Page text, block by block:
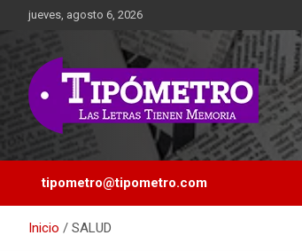
Saltarjueves, agosto 6, 2026
Tipometro
Las Letras Tienen Memoria
tipometro@tipometro.com
Inicio SALUD